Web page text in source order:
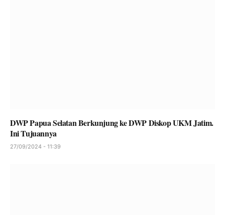
DWP Papua Selatan Berkunjung ke DWP Diskop UKM Jatim.
Ini Tujuannya
27/09/2024 - 11:39